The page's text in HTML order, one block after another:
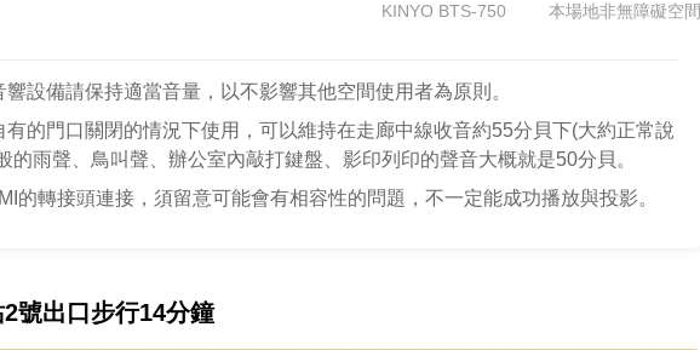
KINYO BTS-750 本場地非無障礙空間
設備請保持適當音量，以不影響其他空間使用者為原則。
有的門口關閉的情況下使用，可以維持在走廊中線收音約55分貝下(大約正常說
的雨聲、鳥叫聲、辦公室內敲打鍵盤、影印列印的聲音大概就是50分貝。
的轉接頭連接，須留意可能會有相容性的問題，不一定能成功播放與投影。
號出口步行14分鐘